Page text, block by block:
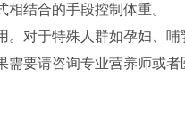
结合的手段控制体重。
对于特殊人群如孕妇、哺
要请咨询专业营养师或者